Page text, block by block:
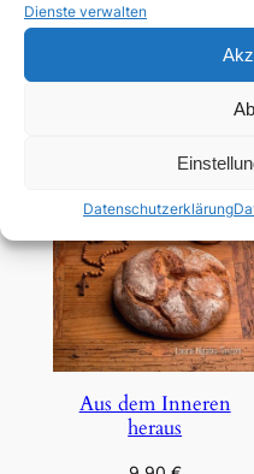
Dienste verwalten
Datenschutzerklärung
Aus dem Inneren
heraus